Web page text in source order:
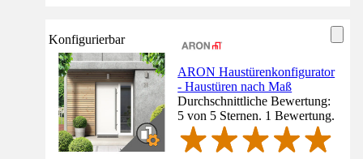
Konfigurierbar
ARON Haustürenkonfigurator
- Haustüren nach Maß
Durchschnittliche Bewertung:
5 von 5 Sternen. 1 Bewertung.